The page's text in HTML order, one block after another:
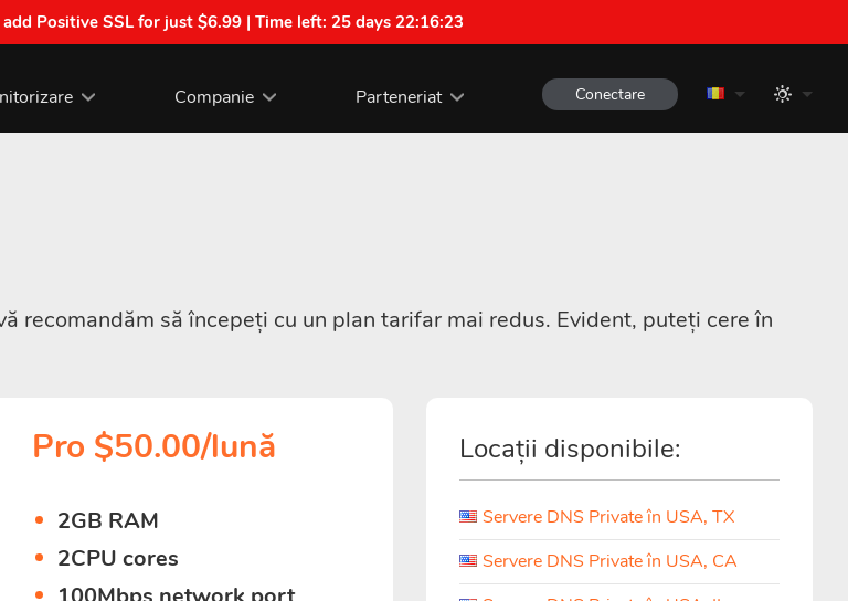
Positive SSL for just $6.99 | Time left: 25 days 22:16:22
Companie Parteneriat Conectare
recomandăm să începeți cu un plan tarifar mai redus. Evident, puteți cere în
Pro $50.00/lună
2GB RAM
2CPU cores
Locații disponibile:
Servere DNS Private în USA, TX
Servere DNS Private în USA, CA